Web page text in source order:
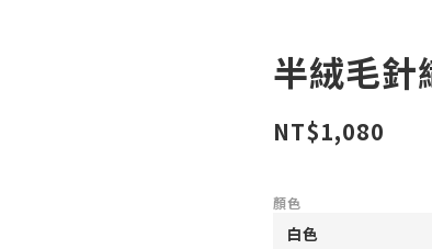
半絨毛
NT$1,080
顏色